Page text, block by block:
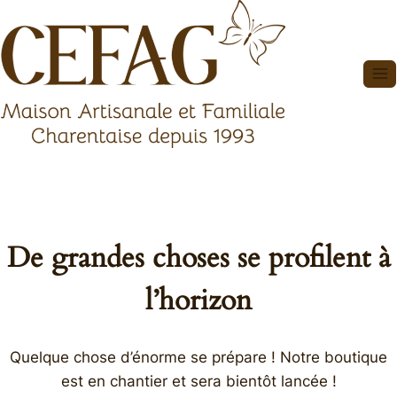
au
contenu
De grandes choses se profilent à
l’horizon
Quelque chose d’énorme se prépare ! Notre boutique
est en chantier et sera bientôt lancée !